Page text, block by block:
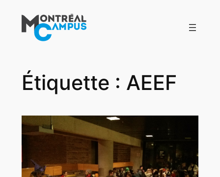
contenu
Étiquette : AEEF